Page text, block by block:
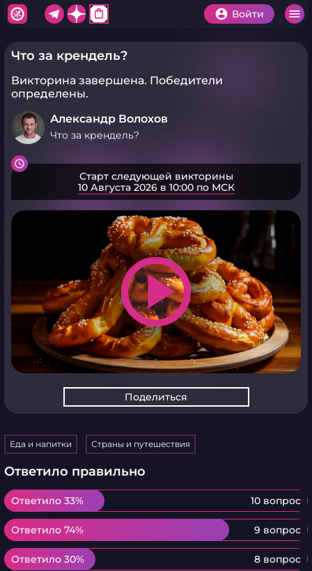
shopping_bag Войти
Что за крендель?
Викторина завершена. Победители
определены.
Александр Волохов
Что за крендель?
Старт следующей викторины
10 Августа 2026 в 10:00 по МСК
play_arrow
Поделиться
Еда и напитки Страны и путешествия
Ответило правильно
Ответило 33% 10 вопрос
Ответило 33%
Ответило 74% 9 вопрос
Ответило 74%
Ответило 30% 8 вопрос
Ответило 30%